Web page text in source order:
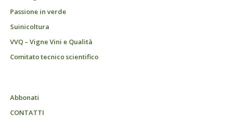
Passione in verde
Suinicoltura
VVQ – Vigne Vini e Qualità
Comitato tecnico scientifico
Abbonati
CONTATTI